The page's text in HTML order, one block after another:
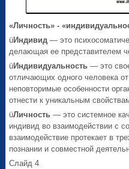
«Личность» -
üИндивид — это
делающая ее представителем
üИндивидуальность — это
отличающих одного человека
неповторимые особенности
отнести к уникальным
üЛичность — это системное
индивид во взаимодействии с
взаимодействие протекает в
познании и совместной
Слайд 4